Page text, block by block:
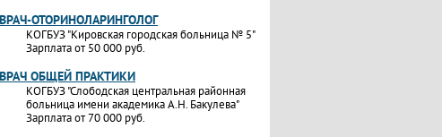
ВРАЧ-ОТОРИНОЛАРИНГОЛОГ
КОГБУЗ "Кировская городская больница № 5"
Зарплата от 50 000 руб.
ВРАЧ ОБЩЕЙ ПРАКТИКИ
КОГБУЗ "Слободская центральная районная
больница имени академика А.Н. Бакулева"
Зарплата от 70 000 руб.